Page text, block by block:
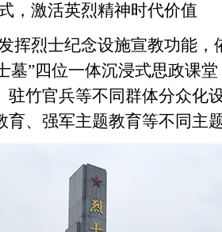
，激活英烈精神时代价值
挥烈士纪念设施宣教功能，
墓”四位一体沉浸式思政课
驻竹官兵等不同群体分众化
育、强军主题教育等不同主